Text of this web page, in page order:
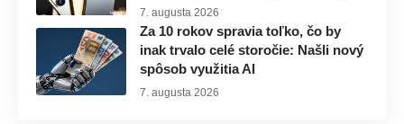
7. augusta 2026
Za 10 rokov spravia toľko, čo by
inak trvalo celé storočie: Našli nový
spôsob využitia AI
7. augusta 2026